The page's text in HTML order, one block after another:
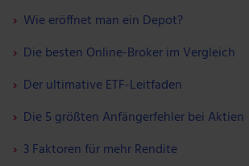
Wie eröffnet man ein Depot?
Die besten Online-Broker im Vergleich
Der ultimative ETF-Leitfaden
Die 5 größten Anfängerfehler bei Aktien
3 Faktoren für mehr Rendite